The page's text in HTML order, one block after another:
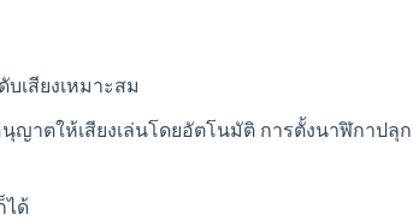
เสียงเหมาะสม
ญาตให้เสียงเล่นโดยอัตโนมัติ การตั้งนาฬิกาปลุ
ได้